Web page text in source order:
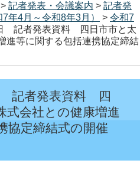
> 記者発表・会議案内 > 記者発
年4月～令和8年3月） > 令和7
記者発表資料 四日市市と太
進等に関する包括連携協定締結
記者発表資料 四
式会社との健康増進
協定締結式の開催